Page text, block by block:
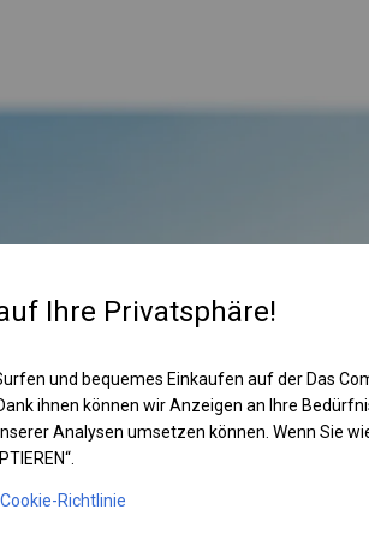
Ihre Privatsphäre!
und bequemes Einkaufen auf der Das
ihnen können wir Anzeigen an Ihre
Analysen umsetzen können. Wenn Sie
Richtlinie